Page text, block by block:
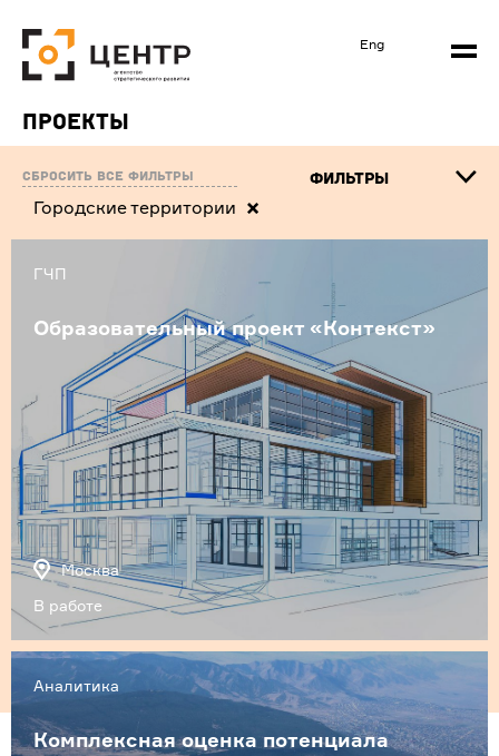
Eng
Проекты
Сбросить все фильтры ФИЛЬТРЫ
Городские территории
ГЧП
Образовательный проект «Контекст»
Москва
В работе
Аналитика
Комплексная оценка потенциала